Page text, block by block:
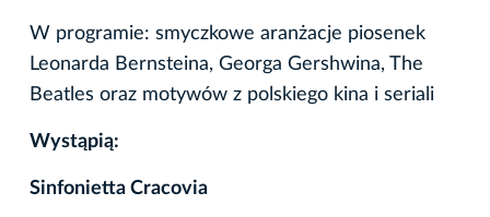
W programie: smyczkowe aranżacje piosenek
Leonarda Bernsteina, Georga Gershwina, The
Beatles oraz motywów z polskiego kina i seriali
Wystąpią:
Sinfonietta Cracovia